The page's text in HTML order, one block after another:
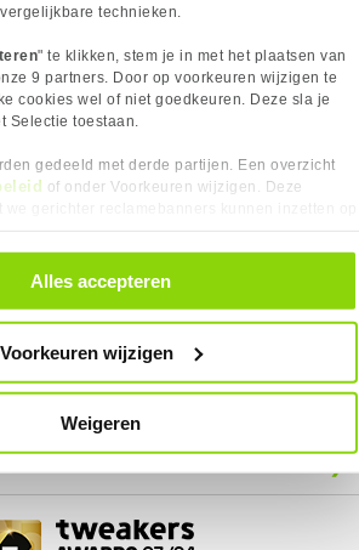
technieken.
" te klikken, stem je in met het plaatsen van
9 partners. Door op voorkeuren wijzigen te
cookies wel of niet goedkeuren. Deze sla je
Selectie toestaan.
gedeeld met derde partijen. Een overzicht
of onder Voorkeuren wijzigen. Deze
gegeven toestemming altijd intrekken, dit doe je
website te klikken op ‘Cookievoorkeuren’
Alles accepteren
Voorkeuren wijzigen
Weigeren
is helaas niet meer beschikbaar.
best om al onze producten zo lang
houden.
Helaas is dit product op dit
onze leveranciers leverbaar.
met een ander product uit de categorie